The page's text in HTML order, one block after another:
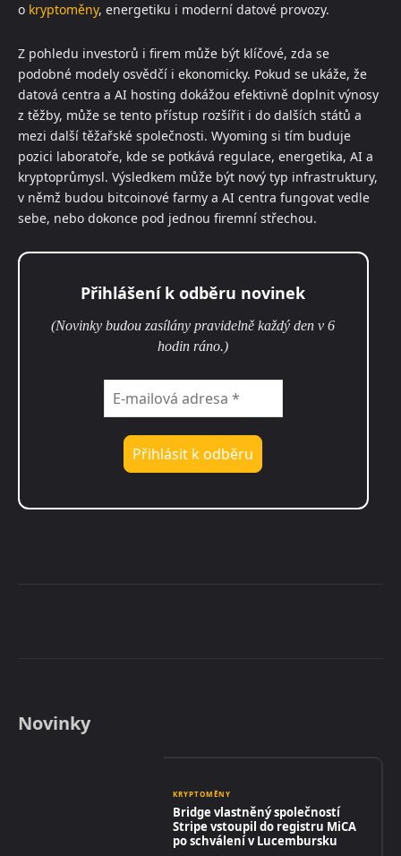
o kryptoměny, energetiku i moderní datové provozy.
Z pohledu investorů i firem může být klíčové, zda se
podobné modely osvědčí i ekonomicky. Pokud se ukáže, že
datová centra a AI hosting dokážou efektivně doplnit výnosy
z těžby, může se tento přístup rozšířit i do dalších států a
mezi další těžařské společnosti. Wyoming si tím buduje
pozici laboratoře, kde se potkává regulace, energetika, AI a
kryptoprůmysl. Výsledkem může být nový typ infrastruktury,
v němž budou bitcoinové farmy a AI centra fungovat vedle
sebe, nebo dokonce pod jednou firemní střechou.
Přihlášení k odběru novinek
(Novinky budou zasílány pravidelně každý den v 6
hodin ráno.)
Novinky
KRYPTOMĚNY
Bridge vlastněný společností
Stripe vstoupil do registru MiCA
po schválení v Lucembursku